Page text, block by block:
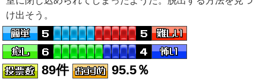
け出そう。
89件
95.5％